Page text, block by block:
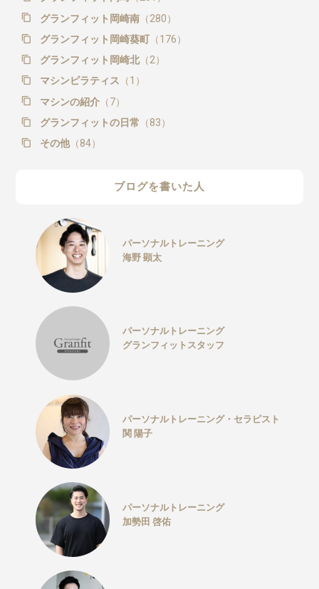
グランフィット岡崎南（280）
グランフィット岡崎葵町（176）
グランフィット岡崎北（2）
マシンピラティス （1）
マシンの紹介（7）
グランフィットの日常 （83）
その他（84）
ブログを書いた人
パーソナルトレーニング
海野 顕太
パーソナルトレーニング
グランフィットスタッフ
パーソナルトレーニング・セラピスト
関 陽子
パーソナルトレーニング
加勢田 啓佑